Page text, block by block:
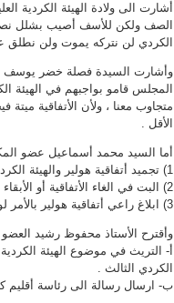
أشارت الى ولادة الهيئة الكردية
الصف ولكن للأسف أصيب بشلل
الكردي لن نتركه يموت ولن نطلق
وأشارت السيدة فصلة خضر يوسف
المجلس قامو بواجبهم في الهيئة
متجاوب معنا ، ولأن الأتفاقية
الأقل .
أما السيد محمد أسماعيل عضو
1) تجميد أتفاقية هولير والهيئة الكردية العليا.
2) البت في الغاء الأتفاقية أو الأبقاء عليها في المؤتمر الثالث للمجلس الوطني الكردي .
3) ابلاغ راعي أتفاقية هولير بالأمر لوضعه في الصورة .
وأقترح الأستاذ محفوظ رشيد
أ‌- التريث في موضوع الهيئة
الكردي الثالث .
ب‌- ارسال رسالة الى رئاسة